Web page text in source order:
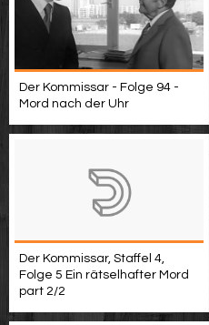
Der Kommissar - Folge 94 -
Mord nach der Uhr
Der Kommissar, Staffel 4,
Folge 5 Ein rätselhafter Mord
part 2/2